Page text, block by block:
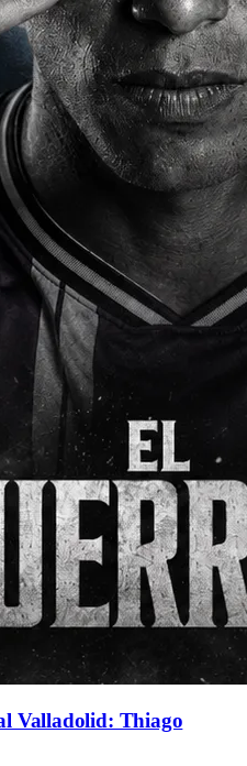
Valladolid: Thiago